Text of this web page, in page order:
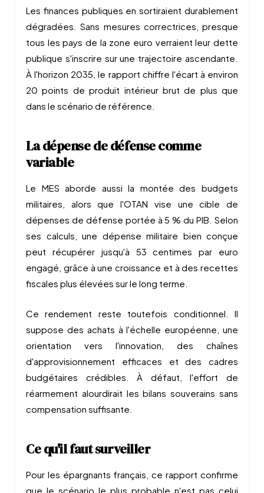
Les finances publiques en sortiraient durablement
dégradées. Sans mesures correctrices, presque
tous les pays de la zone euro verraient leur dette
publique s'inscrire sur une trajectoire ascendante.
À l'horizon 2035, le rapport chiffre l'écart à environ
20 points de produit intérieur brut de plus que
dans le scénario de référence.
La dépense de défense comme
variable
Le MES aborde aussi la montée des budgets
militaires, alors que l'OTAN vise une cible de
dépenses de défense portée à 5 % du PIB. Selon
ses calculs, une dépense militaire bien conçue
peut récupérer jusqu'à 53 centimes par euro
engagé, grâce à une croissance et à des recettes
fiscales plus élevées sur le long terme.
Ce rendement reste toutefois conditionnel. Il
suppose des achats à l'échelle européenne, une
orientation vers l'innovation, des chaînes
d'approvisionnement efficaces et des cadres
budgétaires crédibles. À défaut, l'effort de
réarmement alourdirait les bilans souverains sans
compensation suffisante.
Ce qu'il faut surveiller
Pour les épargnants français, ce rapport confirme
que le scénario le plus probable n'est pas celui